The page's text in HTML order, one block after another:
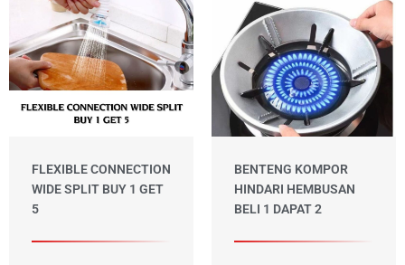
FLEXIBLE CONNECTION
WIDE SPLIT BUY 1 GET
5
BENTENG KOMPOR
HINDARI HEMBUSAN
BELI 1 DAPAT 2